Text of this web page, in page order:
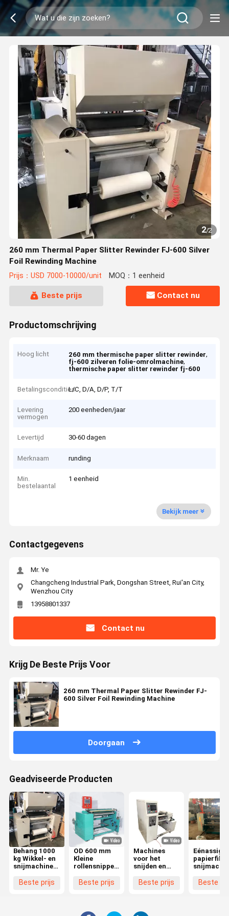
2/2
260 mm Thermal Paper Slitter Rewinder FJ-600 Silver
Foil Rewinding Machine
Prijs：USD 7000-10000/unit MOQ：1 eenheid
Beste prijs Contact nu
Productomschrijving
Hoog licht 260 mm thermische paper slitter rewinder,
fj-600 zilveren folie-omrolmachine,
thermische paper slitter rewinder fj-600
BetalingsconditiesL/C, D/A, D/P, T/T
Levering
vermogen
200 eenheden/jaar
Levertijd 30-60 dagen
Merknaam runding
Min.
bestelaantal
1 eenheid
Bekijk meer
Contactgegevens
Mr. Ye
Changcheng Industrial Park, Dongshan Street, Rui'an City,
Wenzhou City
13958801337
Contact nu
Krijg De Beste Prijs Voor
260 mm Thermal Paper Slitter Rewinder FJ-
600 Silver Foil Rewinding Machine
Doorgaan
Geadviseerde Producten
Behang 1000
kg Wikkel- en
snijmachine
Roll Thermal
Beste prijs
OD 600 mm
Kleine
rollensnipper
Rewinding
mm
Beste prijs
Machines
voor het
snijden en
met hoge
Beste prijs
Eénassige
rewinder
Beste